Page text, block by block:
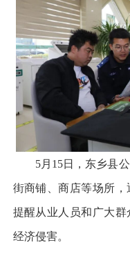
5月15日，东乡县
街商铺、商店等场所，
提醒从业人员和广大
经济侵害。